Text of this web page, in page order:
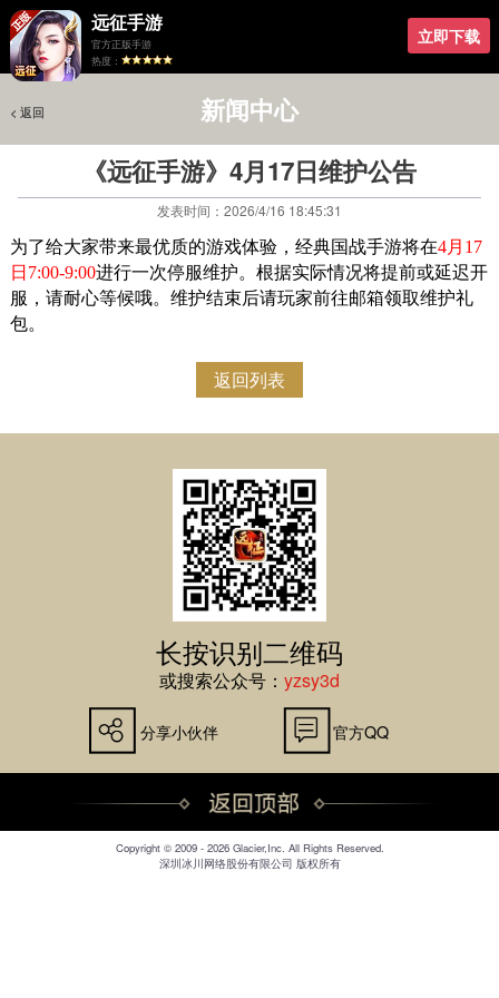
远征手游
官方正版手游
热度：
立即下载
新闻中心
< 返回
< 返回
《远征手游》4月17日维护公告
发表时间：2026/4/16 18:45:31
为了给大家带来最优质的游戏体验，经典国战手游将在4月17
日7:00-9:00进行一次停服维护。根据实际情况将提前或延迟开
服，请耐心等候哦。维护结束后请玩家前往邮箱领取维护礼
包。
返回列表
长按识别二维码
或搜索公众号： yzsy3d
分享小伙伴 官方QQ
Copyright © 2009 - 2026 Glacier,Inc. All Rights Reserved.
深圳冰川网络股份有限公司 版权所有